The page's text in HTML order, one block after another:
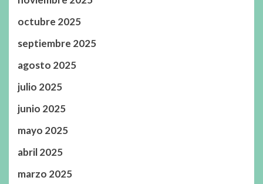
octubre 2025
septiembre 2025
agosto 2025
julio 2025
junio 2025
mayo 2025
abril 2025
marzo 2025